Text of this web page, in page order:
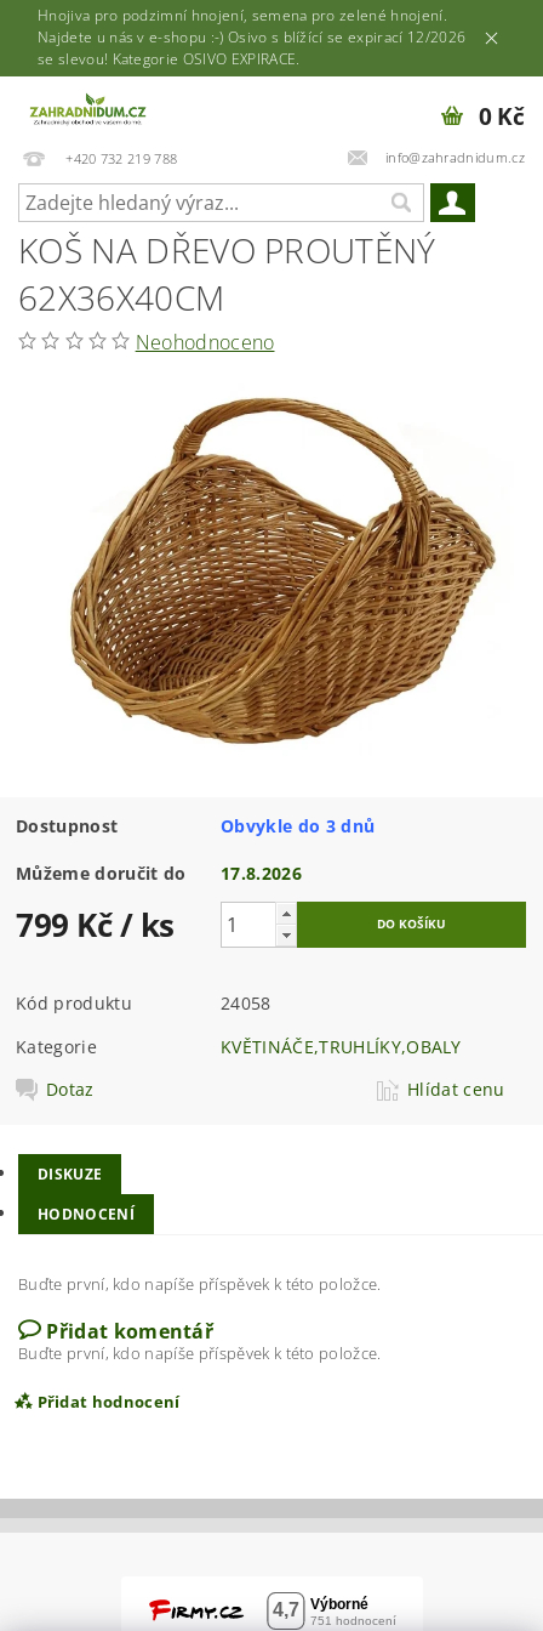
Hnojiva pro podzimní hnojení, semena pro zelené hnojení.
Najdete u nás v e-shopu :-) Osivo s blížící se expirací 12/2026
se slevou! Kategorie OSIVO EXPIRACE.
+420 732 219 788 info@zahradnidum.cz
0 Kč
KOŠ NA DŘEVO PROUTĚNÝ
62X36X40CM
Neohodnoceno
Dostupnost Obvykle do 3 dnů
Můžeme doručit do 17.8.2026
799 Kč/ ks
Kód produktu
24058
Kategorie
KVĚTINÁČE,TRUHLÍKY,OBALY
Dotaz
Hlídat cenu
DISKUZE
HODNOCENÍ
Buďte první, kdo napíše příspěvek k této položce.
Přidat komentář
Buďte první, kdo napíše příspěvek k této položce.
Přidat hodnocení